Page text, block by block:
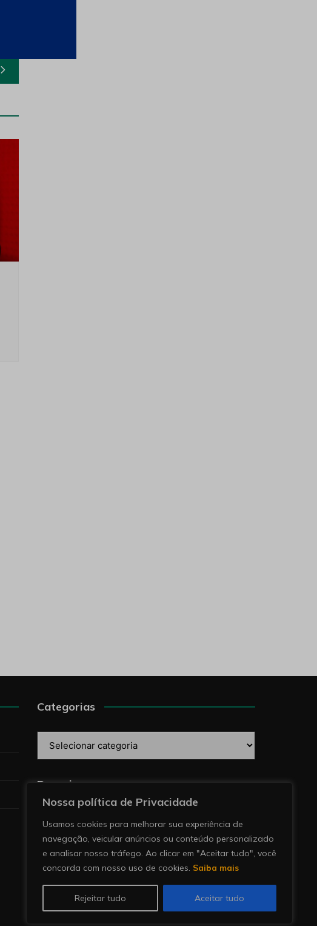
Nossa política de Privacidade
Usamos cookies para melhorar sua experiência de
navegação, veicular anúncios ou conteúdo personalizado
e analisar nosso tráfego. Ao clicar em "Aceitar tudo", você
concorda com nosso uso de cookies. Saiba mais
Rejeitar tudo Aceitar tudo
Categorias
Pesquise